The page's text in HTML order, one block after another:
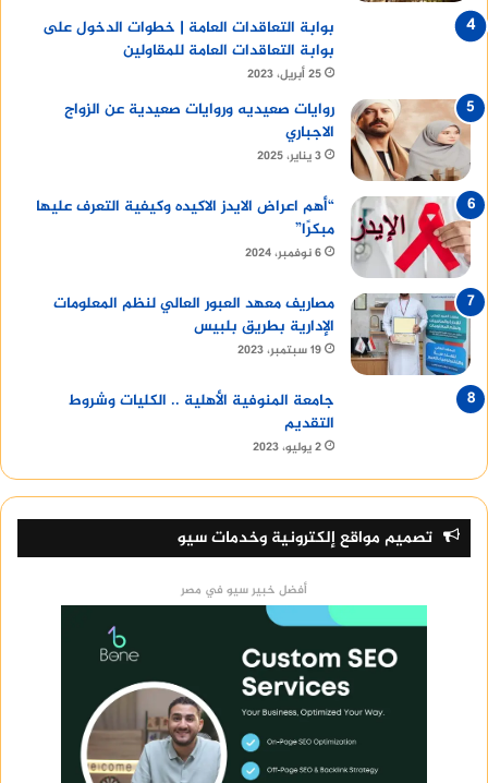
بوابة التعاقدات العامة | خطوات الدخول على
بوابة التعاقدات العامة للمقاولين
25 أبريل، 2023
روايات صعيديه وروايات صعيدية عن الزواج
الاجباري
3 يناير، 2025
“أهم اعراض الايدز الاكيده وكيفية التعرف عليها
مبكرًا”
6 نوفمبر، 2024
مصاريف معهد العبور العالي لنظم المعلومات
الإدارية بطريق بلبيس
19 سبتمبر، 2023
جامعة المنوفية الأهلية .. الكليات وشروط
التقديم
2 يوليو، 2023
تصميم مواقع إلكترونية وخدمات سيو
أفضل خبير سيو في مصر